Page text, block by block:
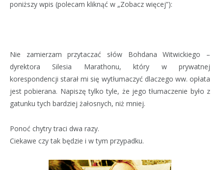
poniższy wpis (polecam kliknąć w „Zobacz więcej”):
Nie zamierzam przytaczać słów Bohdana Witwickiego –
dyrektora Silesia Marathonu, który w prywatnej
korespondencji starał mi się wytłumaczyć dlaczego ww. opłata
jest pobierana. Napiszę tylko tyle, że jego tłumaczenie było z
gatunku tych bardziej żałosnych, niż mniej.
Ponoć chytry traci dwa razy.
Ciekawe czy tak będzie i w tym przypadku.